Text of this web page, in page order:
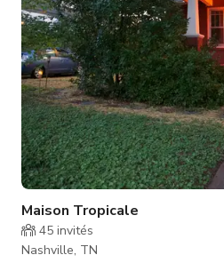
Maison Tropicale
45 invités
Nashville, TN